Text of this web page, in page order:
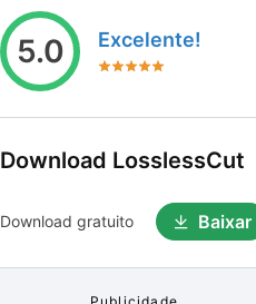
5.0 Excelente!
Download LosslessCut
Download gratuito Baixar